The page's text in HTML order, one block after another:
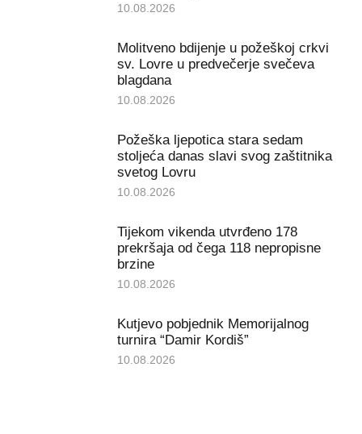
10.08.2026
Molitveno bdijenje u požeškoj crkvi
sv. Lovre u predvečerje svečeva
blagdana
10.08.2026
Požeška ljepotica stara sedam
stoljeća danas slavi svog zaštitnika
svetog Lovru
10.08.2026
Tijekom vikenda utvrđeno 178
prekršaja od čega 118 nepropisne
brzine
10.08.2026
Kutjevo pobjednik Memorijalnog
turnira “Damir Kordiš”
10.08.2026